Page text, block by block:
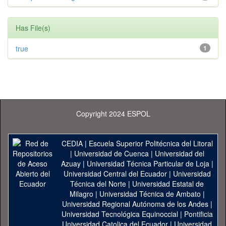
Has File(s)
1
true
Copyright 2024 ESPOL
CEDIA| Escuela Superior Politécnica del Litoral
| Universidad de Cuenca| Universidad del
Azuay| Universidad Técnica Particular de Loja|
Universidad Central del Ecuador| Universidad
Técnica del Norte | Universidad Estatal de
Milagro | Universidad Técnica de Ambato |
Universidad Regional Autónoma de los Andes|
Universidad Tecnológica Equinoccial| Pontificia
Universidad Catolica del Ecuador | Universidad